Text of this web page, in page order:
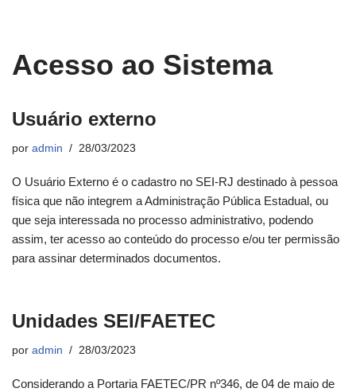
Acesso ao Sistema
Usuário externo
por admin 28/03/2023
O Usuário Externo é o cadastro no SEI-RJ destinado à pessoa
física que não integrem a Administração Pública Estadual, ou
que seja interessada no processo administrativo, podendo
assim, ter acesso ao conteúdo do processo e/ou ter permissão
para assinar determinados documentos.
Unidades SEI/FAETEC
por admin 28/03/2023
Considerando a Portaria FAETEC/PR nº346, de 04 de maio de